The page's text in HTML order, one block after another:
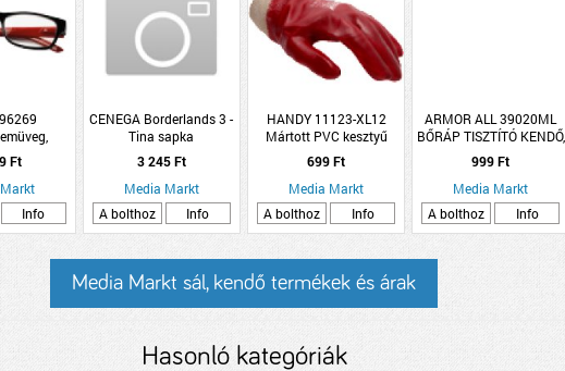
piros, 3
Ft
Info
CENEGA Borderlands 3 -
Tina sapka
3 245 Ft
Media Markt
A bolthoz
Info
HANDY 11123-XL12
Mártott PVC kesztyű
699 Ft
Media Markt
A bolthoz
Info
ARMOR ALL 39020ML
BŐRÁP TISZTÍTÓ KENDŐ,
20
999 Ft
Media Markt
A bolthoz
Info
Media Markt sál, kendő termékek és árak
Hasonló kategóriák